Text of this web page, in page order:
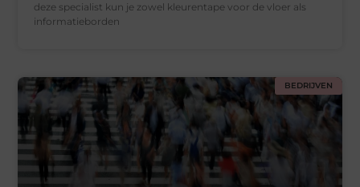
deze specialist kun je zowel kleurentape voor de vloer als
informatieborden
BEDRIJVEN